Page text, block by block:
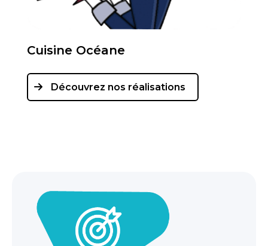
Cuisine Océane
Découvrez nos réalisations